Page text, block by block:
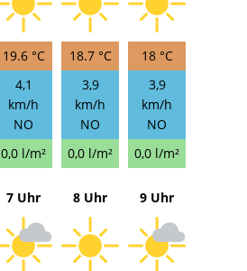
19.6 °C
4,1
km/h
NO
0,0 l/m²
18.7 °C
3,9
km/h
NO
0,0 l/m²
18 °C
3,9
km/h
NO
0,0 l/m²
7 Uhr 8 Uhr 9 Uhr